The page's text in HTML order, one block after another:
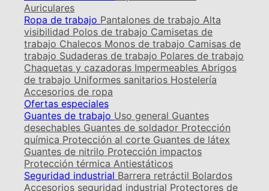
Auriculares
Ropa de trabajo Pantalones de trabajo Alta
visibilidad Polos de trabajo Camisetas de
trabajo Chalecos Monos de trabajo Camisas de
trabajo Sudaderas de trabajo Polares de trabajo
Chaquetas y cazadoras Impermeables Abrigos
de trabajo Uniformes sanitarios Hostelería
Accesorios de ropa
Ofertas especiales
Guantes de trabajo Uso general Guantes
desechables Guantes de soldador Protección
química Protección al corte Guantes de látex
Guantes de nitrilo Protección impactos
Protección térmica Antiestáticos
Seguridad industrial Barrera retráctil Bolardos
Accesorios seguridad industrial Protectores de